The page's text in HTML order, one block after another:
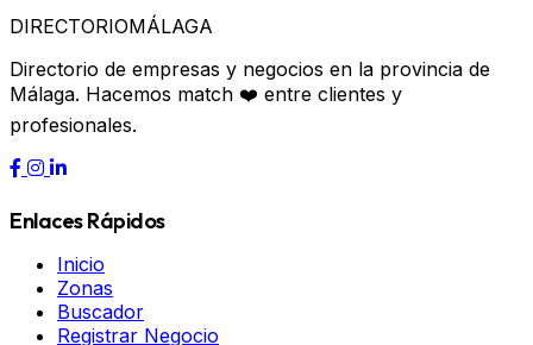
DIRECTORIOMÁLAGA
Directorio de empresas y negocios en la provincia de
Málaga. Hacemos match ❤️ entre clientes y
profesionales.
Enlaces Rápidos
Inicio
Zonas
Buscador
Registrar Negocio